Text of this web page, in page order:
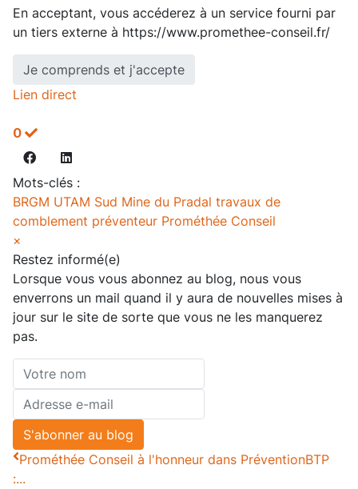
En acceptant, vous accéderez à un service fourni par
un tiers externe à https://www.promethee-conseil.fr/
Je comprends et j'accepte
Lien direct
0
Mots-clés :
BRGM UTAM Sud Mine du Pradal travaux de
comblement préventeur Prométhée Conseil
×
Restez informé(e)
Lorsque vous vous abonnez au blog, nous vous
enverrons un mail quand il y aura de nouvelles mises à
jour sur le site de sorte que vous ne les manquerez
pas.
Votre
nom
Adresse
e-
mail
S'abonner au blog
Prométhée Conseil à l'honneur dans PréventionBTP
:...